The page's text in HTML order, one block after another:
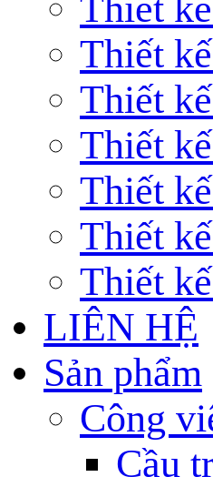
Thiết
Thiết
Thiết
Thiết
Thiết
Thiết
LIÊN HỆ
Sản phẩm
Công
Cầu